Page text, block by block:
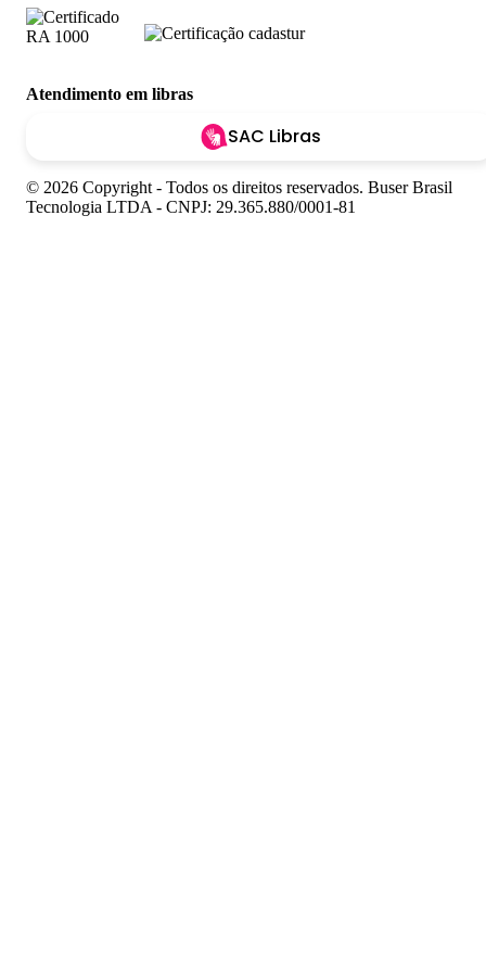
Atendimento em libras
SAC Libras
© 2026 Copyright - Todos os direitos reservados. Buser Brasil
Tecnologia LTDA - CNPJ: 29.365.880/0001-81